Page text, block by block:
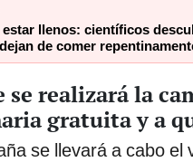
estar llenos: científicos
de comer
se realizará la
gratuita y a
se llevará a cabo el